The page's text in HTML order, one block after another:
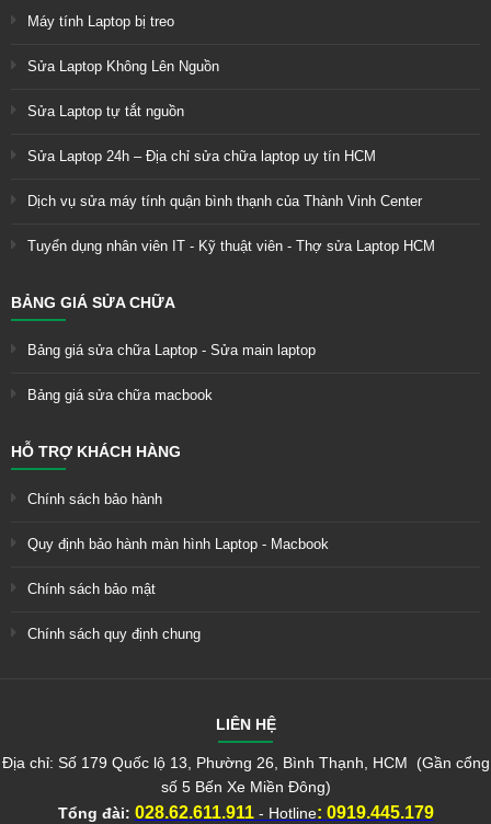
Máy tính Laptop bị treo
Sửa Laptop Không Lên Nguồn
Sửa Laptop tự tắt nguồn
Sửa Laptop 24h – Địa chỉ sửa chữa laptop uy tín HCM
Dịch vụ sửa máy tính quận bình thạnh của Thành Vinh Center
Tuyển dụng nhân viên IT - Kỹ thuật viên - Thợ sửa Laptop HCM
BẢNG GIÁ SỬA CHỮA
Bảng giá sửa chữa Laptop - Sửa main laptop
Bảng giá sửa chữa macbook
HỖ TRỢ KHÁCH HÀNG
Chính sách bảo hành
Quy định bảo hành màn hình Laptop - Macbook
Chính sách bảo mật
Chính sách quy định chung
LIÊN HỆ
Địa chỉ: Số 179 Quốc lộ 13, Phường 26, Bình Thạnh, HCM (Gần cổng
số 5 Bến Xe Miền Đông)
Tổng đài: 028.62.611.911 - Hotline: 0919.445.179